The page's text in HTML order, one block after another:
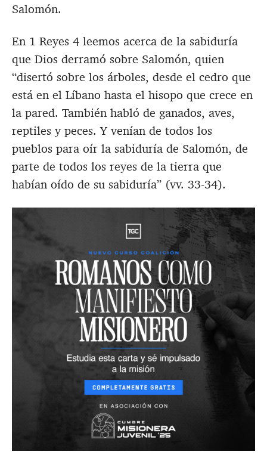
Salomón.
En 1 Reyes 4 leemos acerca de la sabiduría
que Dios derramó sobre Salomón, quien
“disertó sobre los árboles, desde el cedro que
está en el Líbano hasta el hisopo que crece en
la pared. También habló de ganados, aves,
reptiles y peces. Y venían de todos los
pueblos para oír la sabiduría de Salomón, de
parte de todos los reyes de la tierra que
habían oído de su sabiduría” (vv. 33-34).